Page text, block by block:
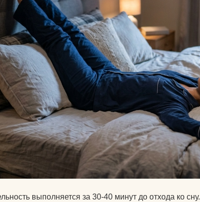
выполняется за 30-40 минут до отхода ко сну.